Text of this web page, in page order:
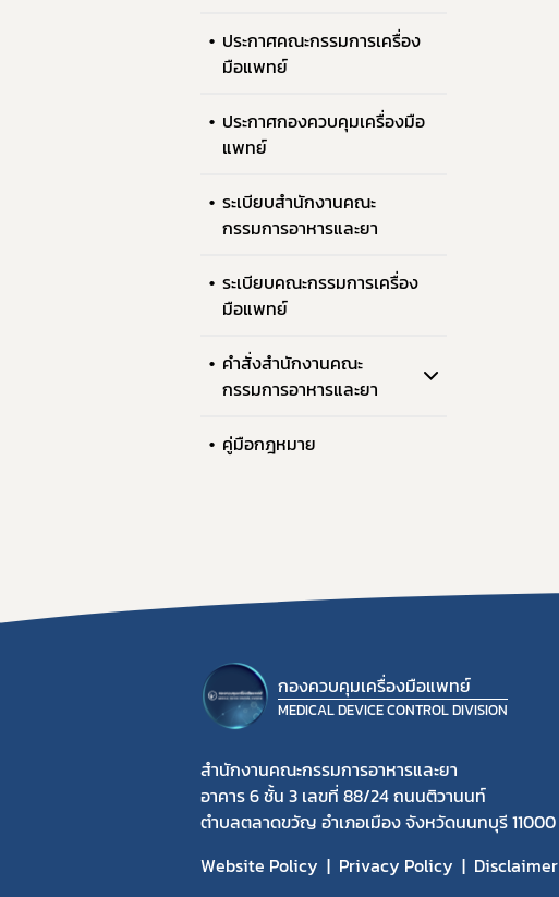
ประกาศคณะกรรมการเครื่อง
มือแพทย์
ประกาศกองควบคุมเครื่องมือ
แพทย์
ระเบียบสำนักงานคณะ
กรรมการอาหารและยา
ระเบียบคณะกรรมการเครื่อง
มือแพทย์
คำสั่งสำนักงานคณะ
กรรมการอาหารและยา
คู่มือกฎหมาย
กองควบคุมเครื่องมือแพทย์
MEDICAL DEVICE CONTROL DIVISION
สำนักงานคณะกรรมการอาหารและยา
อาคาร 6 ชั้น 3 เลขที่ 88/24 ถนนติวานนท์
ตำบลตลาดขวัญ อำเภอเมือง จังหวัดนนทบุรี 11000
Website Policy
Privacy Policy Disclaimer